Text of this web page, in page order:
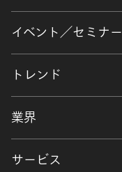
イベント／セミナー
トレンド
業界
サービス